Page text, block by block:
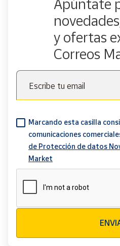
Apúntate
y ofertas
Correos
Escribe tu email
Marcando esta casilla
comunicaciones
de Protección de datos
Market